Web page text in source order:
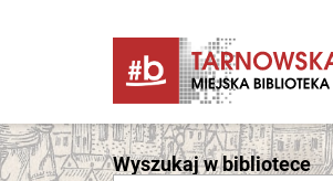
Wyszukaj w bibliotece